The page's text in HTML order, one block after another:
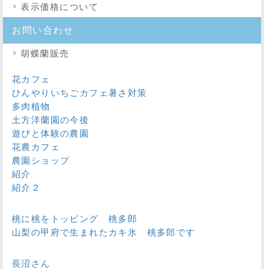
表示価格について
お問い合わせ
胡蝶蘭販売
花カフェ
ひんやりいちごカフェ暑さ対策
多肉植物
土方洋蘭園の今後
遊びと体験の農園
花農カフェ
農園ショップ
紹介
紹介２
桃に桃をトッピング 桃多郎
山梨の甲府で生まれたカキ氷 桃多郎です
長沼さん